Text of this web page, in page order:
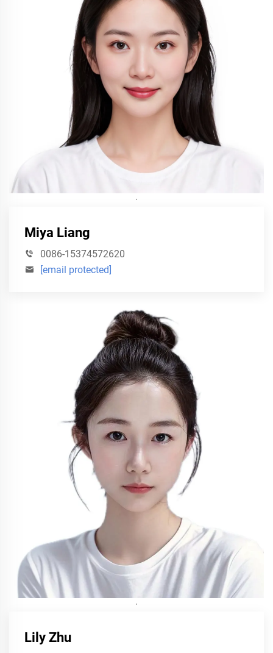
·
Miya Liang
0086-15374572620
[email protected]
·
Lily Zhu